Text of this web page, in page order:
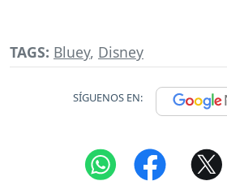
TAGS: Bluey, Disney
SÍGUENOS EN: